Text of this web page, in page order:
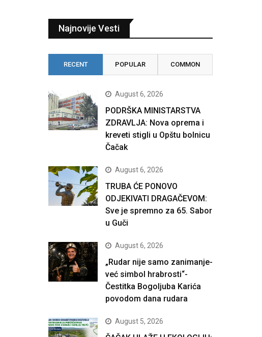
Najnovije Vesti
RECENT POPULAR COMMON
August 6, 2026
PODRŠKA MINISTARSTVA
ZDRAVLJA: Nova oprema i
kreveti stigli u Opštu bolnicu
Čačak
August 6, 2026
TRUBA ĆE PONOVO
ODJEKIVATI DRAGAČEVOM:
Sve je spremno za 65. Sabor
u Guči
August 6, 2026
„Rudar nije samo zanimanje-
već simbol hrabrosti“-
Čestitka Bogoljuba Karića
povodom dana rudara
August 5, 2026